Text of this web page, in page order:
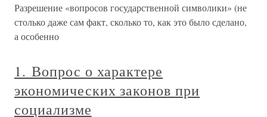
Разрешение «вопросов государственной символики» (не
столько даже сам факт, сколько то, как это было сделано,
а особенно
1. Вопрос о характере
экономических законов при
социализме